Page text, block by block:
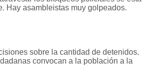
Hay asambleistas muy golpeados.
sobre la cantidad de detenidos.
convocan a la población a la